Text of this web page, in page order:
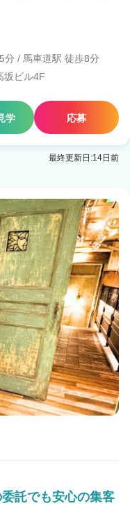
分 / 馬車道駅 徒歩8分
坂ビル4F
学 応募
最終更新日:14日前
託でも安心の集客